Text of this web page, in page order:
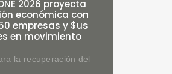
2026 proyecta
económica con
empresas y $us
en movimiento
la recuperación del